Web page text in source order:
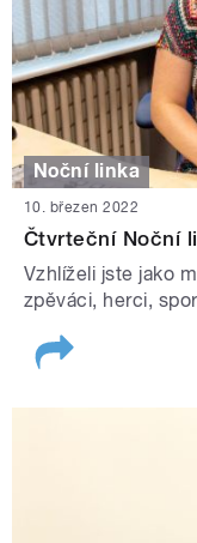
Noční linka
10. březen 2022
Čtvrteční Noční
Vzhlíželi jste jako
zpěváci, herci,